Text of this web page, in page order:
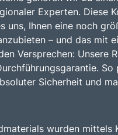
Experten. Diese
uns, Ihnen eine noch
– und das mit
Versprechen: Unsere
So
Sicherheit und
wurden mittels